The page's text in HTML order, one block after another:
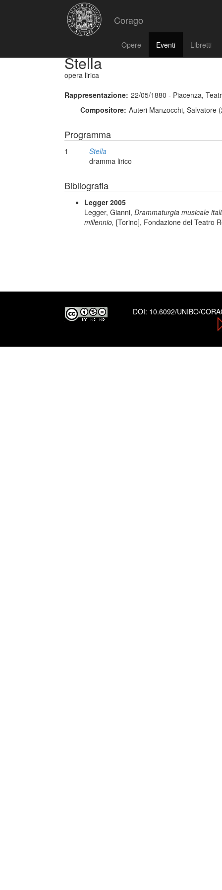
Corago
Opere Eventi Libretti
Stella
opera lirica
Rappresentazione: 22/05/1880 - Piacenza,
Compositore: Auteri Manzocchi, Salvatore
Programma
1
Stella
dramma lirico
Bibliografia
Legger 2005
Legger, Gianni, Drammaturgia musicale
millennio, [Torino], Fondazione del Teatro
DOI: 10.6092/UNIBO/